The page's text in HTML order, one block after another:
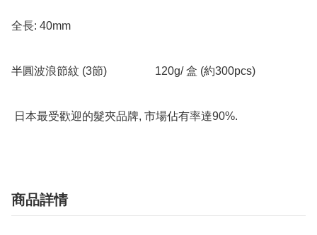
全長: 40mm
半圓波浪節紋 (3節)                 120g/ 盒 (約300pcs)
日本最受歡迎的髮夾品牌, 市場佔有率達90%.
商品詳情